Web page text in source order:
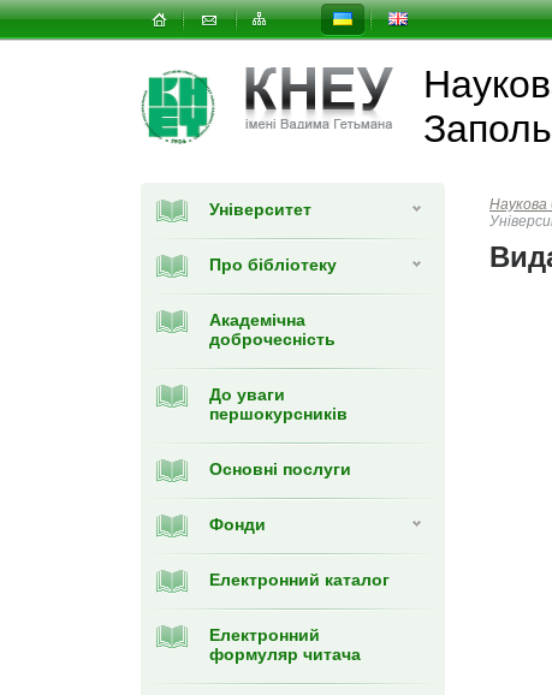
Університет
Про бібліотеку
Академічна
доброчесність
До уваги
першокурсників
Основні послуги
Фонди
Електронний каталог
Електронний
формуляр читача
Наукова